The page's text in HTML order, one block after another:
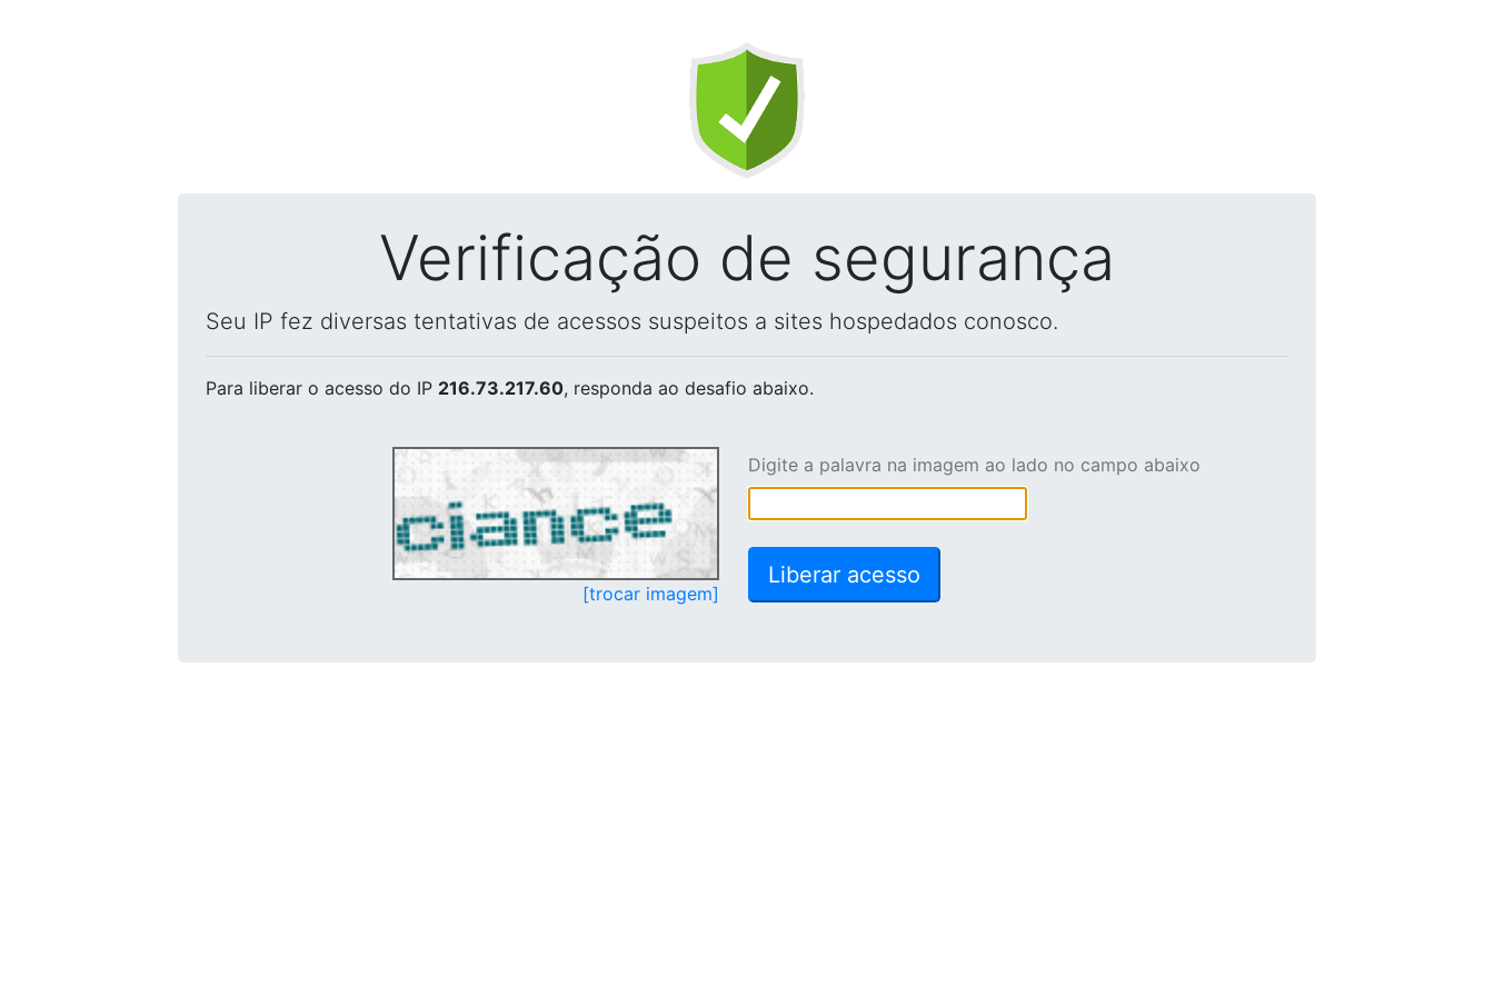
Verificação de segurança
Seu IP fez diversas tentativas de acessos suspeitos a sites hospedados conosco.
Para liberar o acesso do IP 216.73.217.60, responda ao desafio abaixo.
[trocar imagem]
Digite a palavra na imagem ao lado no campo abaixo